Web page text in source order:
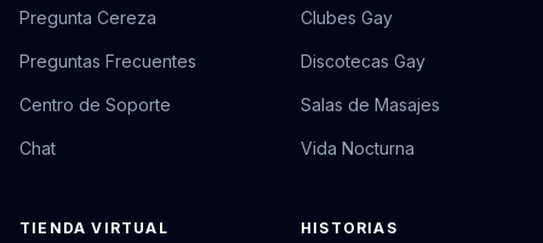
Pregunta Cereza
Preguntas Frecuentes
Centro de Soporte
Chat
Clubes Gay
Discotecas Gay
Salas de Masajes
Vida Nocturna
TIENDA VIRTUAL HISTORIAS